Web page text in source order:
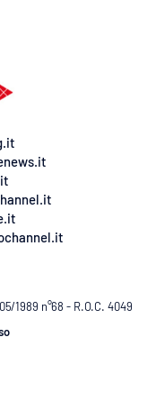
1989 n°68 - R.O.C. 4049